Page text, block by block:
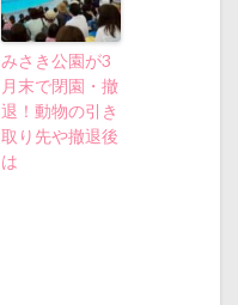
みさき公園が3
月末で閉園・撤
退！動物の引き
取り先や撤退後
は